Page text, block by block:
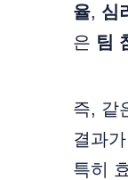
율, 심
은 팀
즉, 같
결과
특히